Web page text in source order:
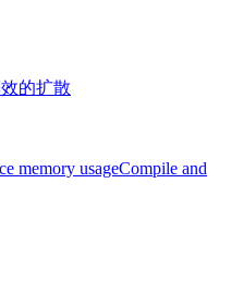
的扩散
memory usageCompile and